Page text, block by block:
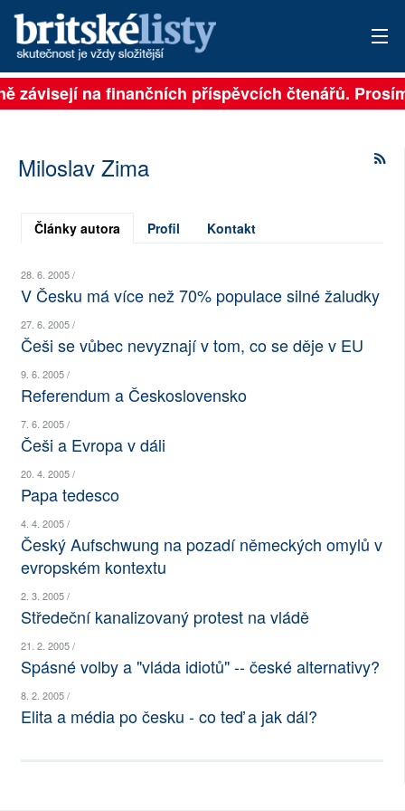
PŘIHLÁSIT
ARCHIV
ROZHOVORY
NEJČTENĚJŠÍ ZA 7 DNÍ
AUTOŘI
PŘÍSPĚVKY NA PROVOZ
SOCIÁLNÍ SÍTĚ
RUBRIKY
závisejí na finančních příspěvcích čtenářů.
Miloslav Zima
Články autora Profil Kontakt
28. 6. 2005 /
V Česku má více než 70% populace silné žaludky
27. 6. 2005 /
Češi se vůbec nevyznají v tom, co se děje v EU
9. 6. 2005 /
Referendum a Československo
7. 6. 2005 /
Češi a Evropa v dáli
20. 4. 2005 /
Papa tedesco
4. 4. 2005 /
Český Aufschwung na pozadí německých omylů v
evropském kontextu
2. 3. 2005 /
Středeční kanalizovaný protest na vládě
21. 2. 2005 /
Spásné volby a "vláda idiotů" -- české alternativy?
8. 2. 2005 /
Elita a média po česku - co teď a jak dál?